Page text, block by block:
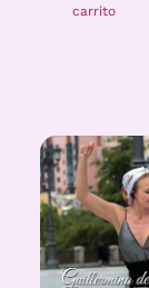
carrito